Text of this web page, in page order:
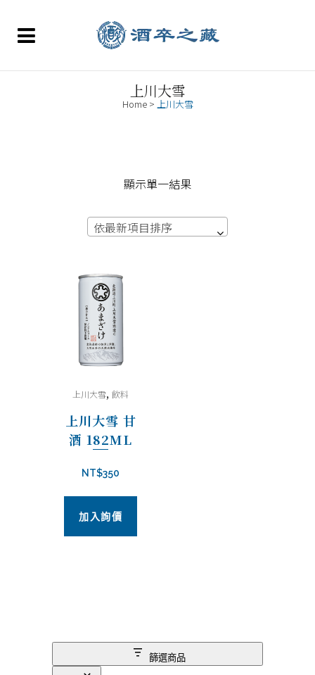
上川大雪
Home> 上川大雪
顯示單一結果
依最新項目排序
上川大雪,飲料
上川大雪 甘
酒 182ML
NT$350
加入詢價
篩選商品